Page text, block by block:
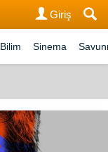
Giriş
Bilim Sinema